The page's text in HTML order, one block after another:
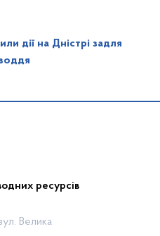
дії на Дністрі задля
ресурсів
Велика